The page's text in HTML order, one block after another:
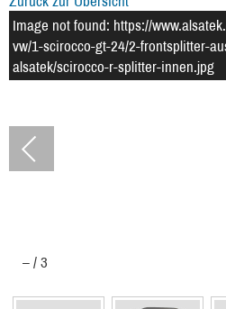
–/3
Image not found: https://
vw/1-scirocco-gt-24/2-frontsplitter-
alsatek/scirocco-r-splitter-innen.jpg